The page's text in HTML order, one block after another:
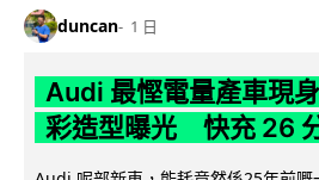
duncan 1 日
Audi 最慳電量產車
彩造型曝光 快充 26